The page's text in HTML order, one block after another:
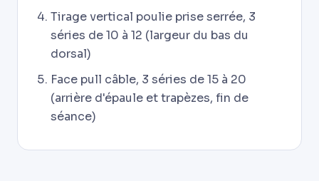
Tirage vertical poulie prise serrée, 3
séries de 10 à 12 (largeur du bas du
dorsal)
Face pull câble, 3 séries de 15 à 20
(arrière d'épaule et trapèzes, fin de
séance)